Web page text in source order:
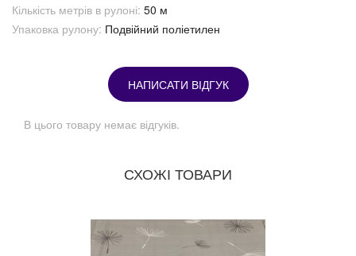
Кількість метрів в рулоні: 50 м
Упаковка рулону: Подвійний поліетилен
НАПИСАТИ ВІДГУК
В цього товару немає відгуків.
СХОЖІ ТОВАРИ